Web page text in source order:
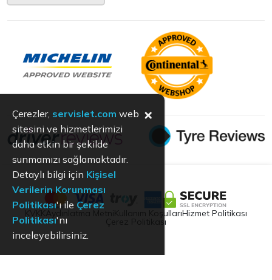
Aydınlatma Metni Kullanım KoşullarıHizmet Politikası
Çerez Politikası
Çerezler, servislet.com web
sitesini ve hizmetlerimizi
daha etkin bir şekilde
sunmamızı sağlamaktadır.
Detaylı bilgi için Kişisel
Verilerin Korunması
Politikası'ı ile Çerez
Politikası'nı
inceleyebilirsiniz.
×